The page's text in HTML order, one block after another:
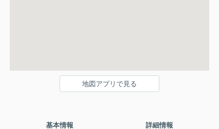
地図アプリで見る
基本情報 詳細情報